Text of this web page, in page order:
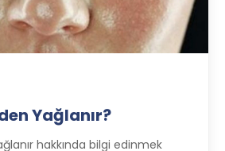
Yağlanır?
hakkında bilgi edinmek